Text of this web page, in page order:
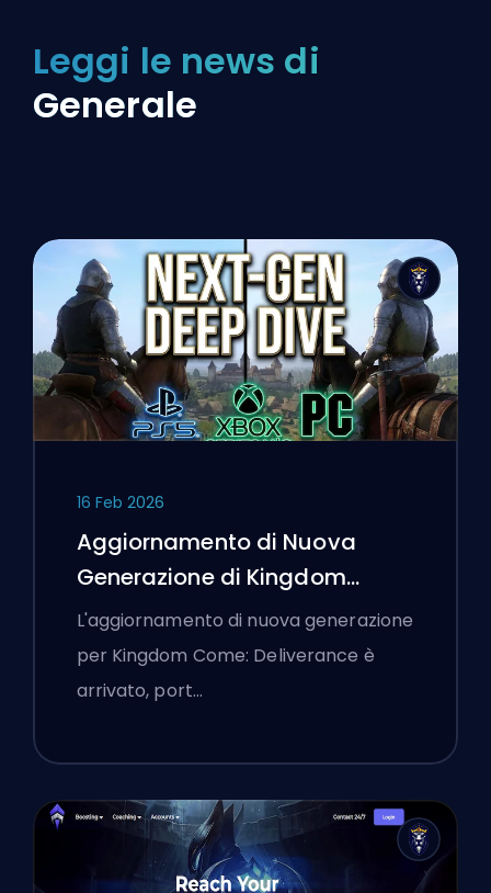
Leggi le news di
Generale
16 Feb 2026
Aggiornamento di Nuova
Generazione di Kingdom
Come: Deliverance: Un'Analisi
Approfondita
L'aggiornamento di nuova generazione
per Kingdom Come: Deliverance è
arrivato, port…